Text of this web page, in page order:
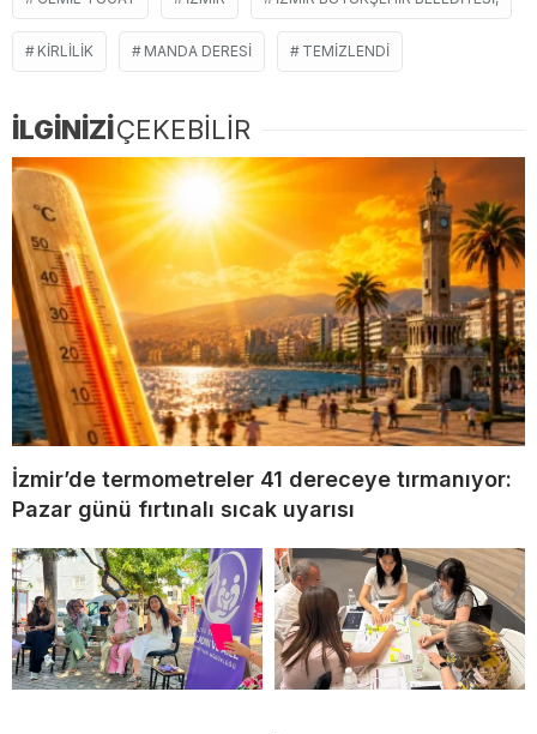
KIRLILIK MANDA DERESI TEMIZLENDI
İLGİNİZİÇEKEBİLİR
İzmir’de termometreler 41 dereceye tırmanıyor:
Pazar günü fırtınalı sıcak uyarısı